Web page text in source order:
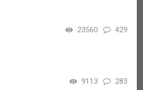
23560 429
9113 283